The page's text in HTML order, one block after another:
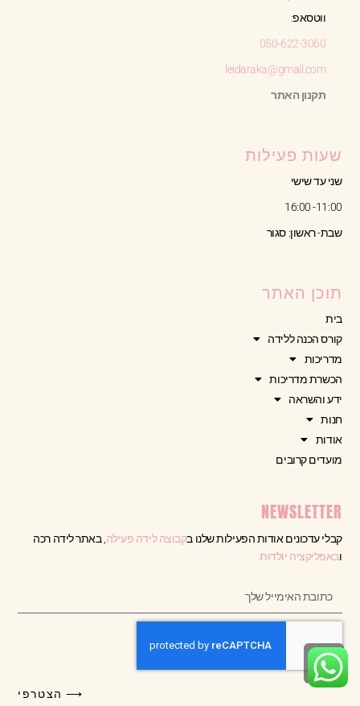
ווטסאפ:
050-622-3060
leidaraka@gmail.com
תקנון האתר
שעות פעילות
שני עד שישי
11:00- 16:00
שבת- ראשון: סגור
תוכן האתר
בית
קורס הכנה ללידה
מדריכות
הכשרת מדריכות
ידע והשראה
חנות
אודות
מועדים קרובים
NEWSLETTER
קבלי עדכונים אודות הפעילות שלנו בקבוצה לידה פעילה , באתר לידה רכה
ובאפליקציה יולדות
⟶ הצטרפי
גלילה
לראש